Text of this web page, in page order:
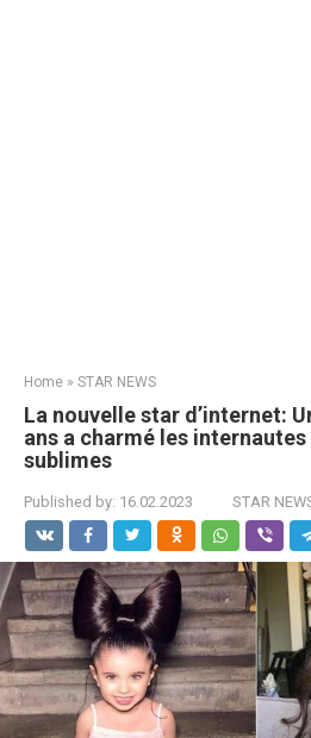
Home » STAR NEWS
La nouvelle star d’internet:
ans a charmé les
sublimes
Published by: 16.02.2023 STAR